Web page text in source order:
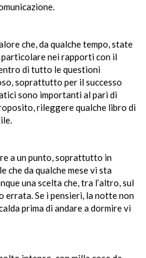
che, da qualche tempo, state
particolare nei rapporti con il
di tutto le questioni
soprattutto per il successo
sono importanti al pari di
rileggere qualche libro di
a un punto, soprattutto in
che da qualche mese vi sta
una scelta che, tra l’altro, sul
errata. Se i pensieri, la notte non
prima di andare a dormire vi